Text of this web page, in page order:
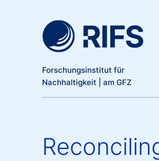
Forschungsinstitut für
Nachhaltigkeit | am GFZ